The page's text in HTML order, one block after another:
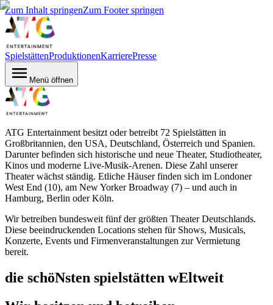
Zum Inhalt springenZum Footer springen
SpielstättenProduktionenKarrierePresse
Menü öffnen
ATG Entertainment besitzt oder betreibt 72 Spielstätten in
Großbritannien, den USA, Deutschland, Österreich und Spanien.
Darunter befinden sich historische und neue Theater, Studiotheater,
Kinos und moderne Live-Musik-Arenen. Diese Zahl unserer
Theater wächst ständig. Etliche Häuser finden sich im Londoner
West End (10), am New Yorker Broadway (7) – und auch in
Hamburg, Berlin oder Köln.
Wir betreiben bundesweit fünf der größten Theater Deutschlands.
Diese beeindruckenden Locations stehen für Shows, Musicals,
Konzerte, Events und Firmenveranstaltungen zur Vermietung
bereit.
die schöNsten spielstätten wEltweit